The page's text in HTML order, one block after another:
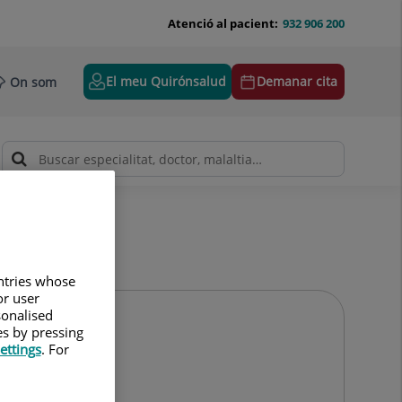
932 906 200
Atenció al pacient:
On som El meu Quirónsalud Demanar cita
whose
user
by pressing
. For